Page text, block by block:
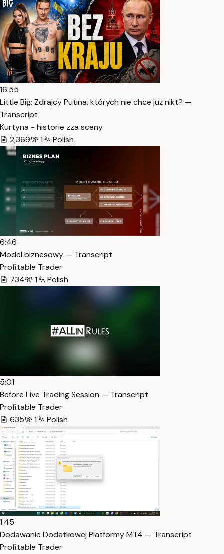
16:55
Little Big: Zdrajcy Putina, których nie chce już nikt? —
Transcript
Kurtyna - historie zza sceny
2,369
1 Polish
6:46
Model biznesowy — Transcript
Profitable Trader
734
1 Polish
5:01
Before Live Trading Session — Transcript
Profitable Trader
635
1 Polish
1:45
Dodawanie Dodatkowej Platformy MT4 — Transcript
Profitable Trader